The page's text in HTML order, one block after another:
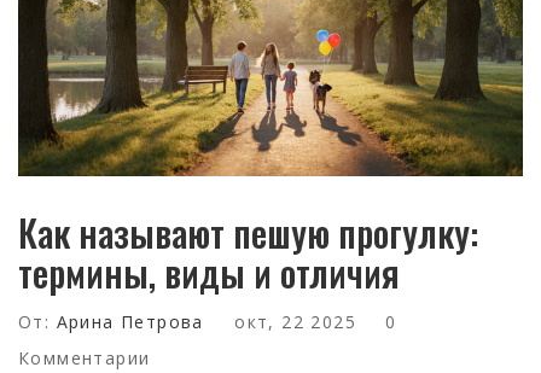
Как называют пешую прогулку:
термины, виды и отличия
От: Арина Петрова окт, 22 2025
0
Комментарии